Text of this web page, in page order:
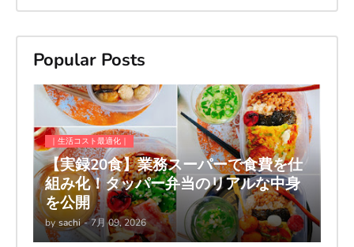
Popular Posts
｜生活コスト最適化｜
【実録20食】業務スーパーで食費を仕
組み化！タッパー弁当のリアルな中身
を公開
by sachi - 7月 09, 2026